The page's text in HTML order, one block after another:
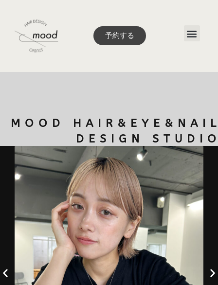
予約する
MOOD
DESIGN